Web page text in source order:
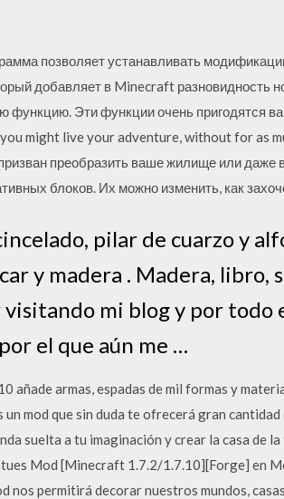
позволяет устанавливать
добавляет в Minecraft разновидность
функцию. Эти функции очень пригодятся
might live your adventure, without for as
преобразить ваше жилище или даже
блоков. Их можно изменить, как
pilar de cuarzo y
y madera . Madera, libro,
visitando mi blog y por todo
el que aún me …
añade armas, espadas de mil formas y
mod que sin duda te ofrecerá gran
suelta a tu imaginación y crear la casa de
Mod [Minecraft 1.7.2/1.7.10][Forge] en
nos permitirá decorar nuestros mundos,